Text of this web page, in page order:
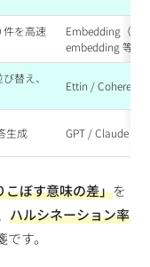
件を高速
Embedding（
embedding 等）
替え、
Ettin / Cohere
生成 GPT / Claude /
こぼす意味の差」を
ハルシネーション率
す。